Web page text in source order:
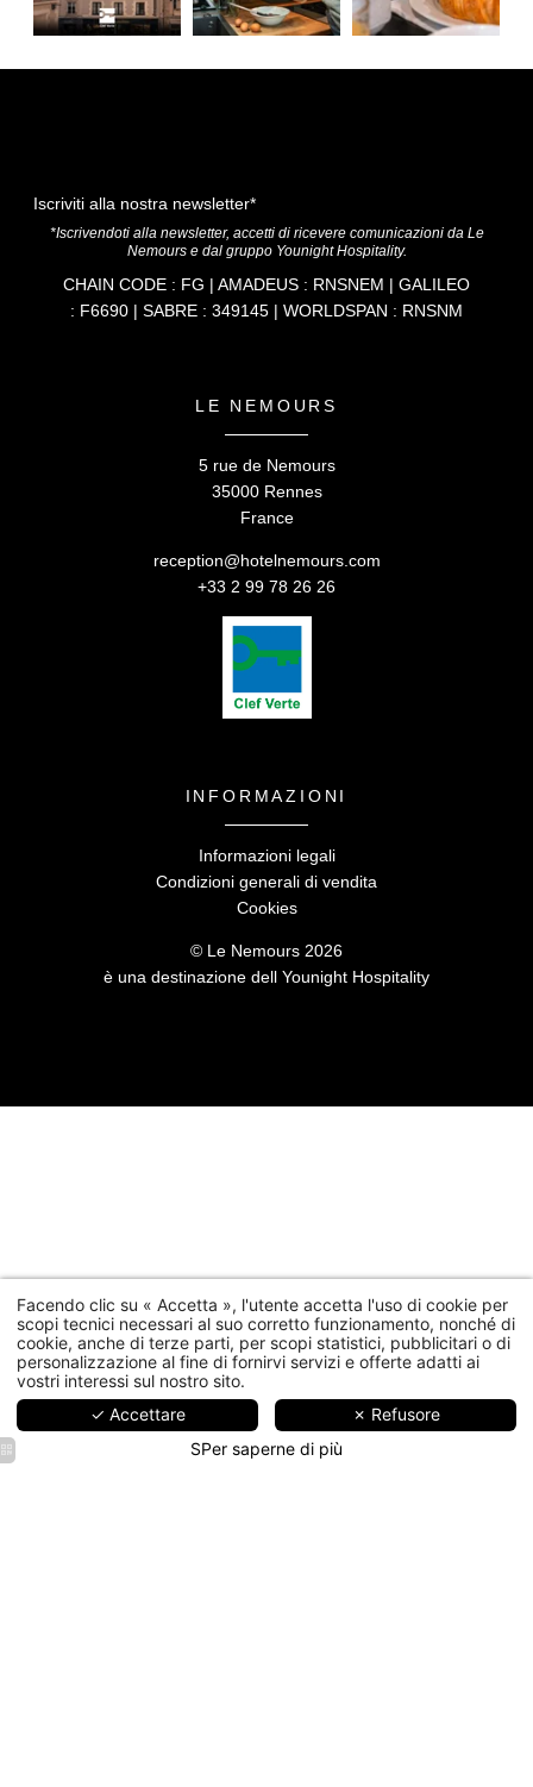
LE NEMOURS
5 rue de Nemours
35000 Rennes
France
reception@hotelnemours.com
+33 2 99 78 26 26
Iscriviti alla nostra newsletter*
*Iscrivendoti alla newsletter, accetti di ricevere comunicazioni da Le
Nemours e dal gruppo Younight Hospitality.
CHAIN CODE : FG | AMADEUS : RNSNEM | GALILEO
: F6690 | SABRE : 349145 | WORLDSPAN : RNSNM
INFORMAZIONI
Informazioni legali
Condizioni generali di vendita
Cookies
© Le Nemours 2026
è una destinazione dell Younight Hospitality
5 rue de Nemours
Facendo clic su « Accetta », l'utente accetta l'uso di cookie per
scopi tecnici necessari al suo corretto funzionamento, nonché di
cookie, anche di terze parti, per scopi statistici, pubblicitari o di
personalizzazione al fine di fornirvi servizi e offerte adatti ai
vostri interessi sul nostro sito.
✓ Accettare
✗ Refusore
SPer saperne di più